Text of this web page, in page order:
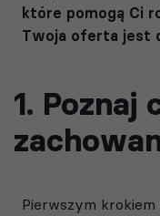
które pomogą Ci
Twoja oferta jest
1. Poznaj
Pierwszym